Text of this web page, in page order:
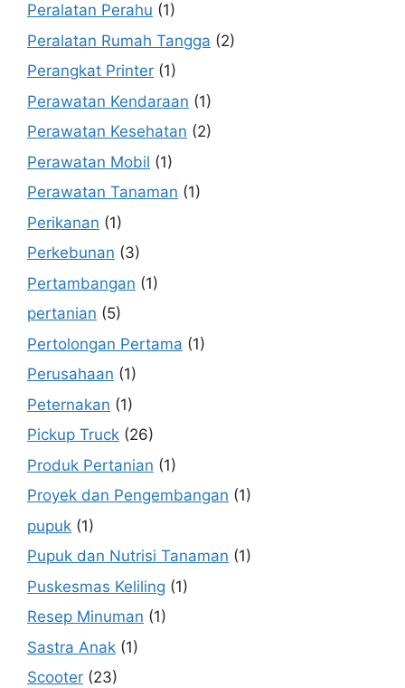
Peralatan Perahu (1)
Peralatan Rumah Tangga (2)
Perangkat Printer (1)
Perawatan Kendaraan (1)
Perawatan Kesehatan (2)
Perawatan Mobil (1)
Perawatan Tanaman (1)
Perikanan (1)
Perkebunan (3)
Pertambangan (1)
pertanian (5)
Pertolongan Pertama (1)
Perusahaan (1)
Peternakan (1)
Pickup Truck (26)
Produk Pertanian (1)
Proyek dan Pengembangan (1)
pupuk (1)
Pupuk dan Nutrisi Tanaman (1)
Puskesmas Keliling (1)
Resep Minuman (1)
Sastra Anak (1)
Scooter (23)